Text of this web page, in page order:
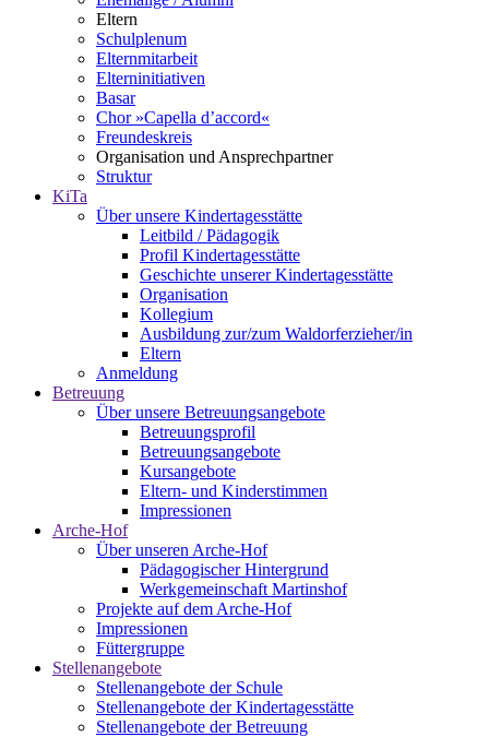
Eltern
Schulplenum
Elternmitarbeit
Elterninitiativen
Basar
Chor »Capella d’accord«
Freundeskreis
Organisation und Ansprechpartner
Struktur
KiTa
Über unsere Kindertagesstätte
Leitbild / Pädagogik
Profil Kindertagesstätte
Geschichte unserer Kindertagesstätte
Organisation
Kollegium
Ausbildung zur/zum Waldorferzieher/in
Eltern
Anmeldung
Betreuung
Über unsere Betreuungsangebote
Betreuungsprofil
Betreuungsangebote
Kursangebote
Eltern- und Kinderstimmen
Impressionen
Arche-Hof
Über unseren Arche-Hof
Pädagogischer Hintergrund
Werkgemeinschaft Martinshof
Projekte auf dem Arche-Hof
Impressionen
Füttergruppe
Stellenangebote
Stellenangebote der Schule
Stellenangebote der Kindertagesstätte
Stellenangebote der Betreuung